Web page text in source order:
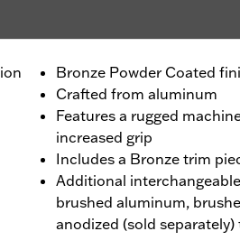
Bronze Powder Coated
Crafted from aluminum
Features a rugged
increased grip
Includes a Bronze trim
Additional
brushed aluminum,
anodized (sold